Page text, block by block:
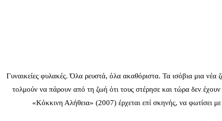
Γυναικείες φυλακές. Όλα ρευστά, όλα ακαθόριστα. Τα ισόβια μια
τολμούν να πάρουν από τη ζωή ότι τους στέρησε και τώρα δεν
«Κόκκινη Αλήθεια» (2007) έρχεται επί σκηνής, να φωτίσει